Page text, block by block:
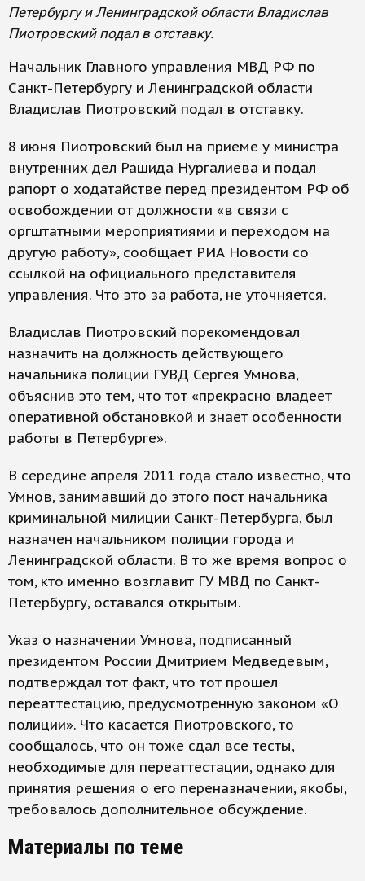
Петербургу и Ленинградской области Владислав
Пиотровский подал в отставку.
Начальник Главного управления МВД РФ по
Санкт-Петербургу и Ленинградской области
Владислав Пиотровский подал в отставку.
8 июня Пиотровский был на приеме у министра
внутренних дел Рашида Нургалиева и подал
рапорт о ходатайстве перед президентом РФ об
освобождении от должности «в связи с
оргштатными мероприятиями и переходом на
другую работу», сообщает РИА Новости со
ссылкой на официального представителя
управления. Что это за работа, не уточняется.
Владислав Пиотровский порекомендовал
назначить на должность действующего
начальника полиции ГУВД Сергея Умнова,
объяснив это тем, что тот «прекрасно владеет
оперативной обстановкой и знает особенности
работы в Петербурге».
В середине апреля 2011 года стало известно, что
Умнов, занимавший до этого пост начальника
криминальной милиции Санкт-Петербурга, был
назначен начальником полиции города и
Ленинградской области. В то же время вопрос о
том, кто именно возглавит ГУ МВД по Санкт-
Петербургу, оставался открытым.
Указ о назначении Умнова, подписанный
президентом России Дмитрием Медведевым,
подтверждал тот факт, что тот прошел
переаттестацию, предусмотренную законом «О
полиции». Что касается Пиотровского, то
сообщалось, что он тоже сдал все тесты,
необходимые для переаттестации, однако для
принятия решения о его переназначении, якобы,
требовалось дополнительное обсуждение.
Материалы по теме